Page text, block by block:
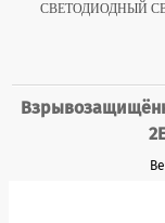
СВЕТОДИОДНЫЙ